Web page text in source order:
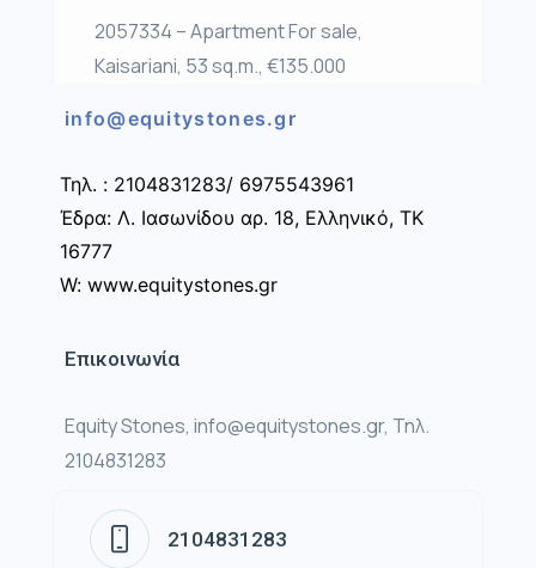
2057334 – Apartment For sale,
Kaisariani, 53 sq.m., €135.000
info@equitystones.gr
Τηλ. : 2104831283/ 6975543961
Έδρα: Λ. Ιασωνίδου αρ. 18, Ελληνικό, ΤΚ
16777
W: www.equitystones.gr
Επικοινωνία
Equity Stones, info@equitystones.gr, Τηλ.
2104831283
2104831283